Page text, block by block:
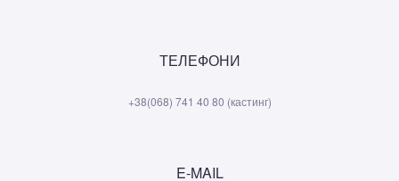
ТЕЛЕФОНИ
+38(068) 741 40 80 (кастинг)
E-MAIL